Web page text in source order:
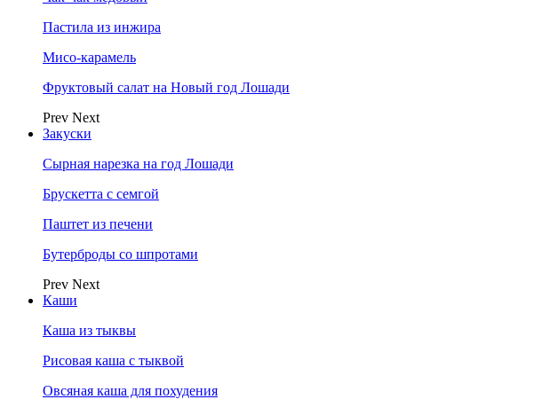
Пастила из инжира
Мисо-карамель
Фруктовый салат на Новый год Лошади
Prev Next
Закуски
Сырная нарезка на год Лошади
Брускетта с семгой
Паштет из печени
Бутерброды со шпротами
Prev Next
Каши
Каша из тыквы
Рисовая каша с тыквой
Овсяная каша для похудения